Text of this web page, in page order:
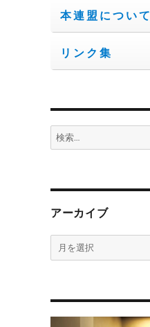
本連盟について
リンク集
検
索:
アーカイブ
ブ